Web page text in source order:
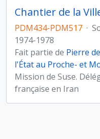
PDM434-PDM517 ·
1974-1978
Fait partie de Pierre
l'État au Proche- et
Mission de Suse.
française en Iran